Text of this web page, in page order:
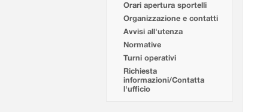
Orari apertura sportelli
Organizzazione e contatti
Avvisi all'utenza
Normative
Turni operativi
Richiesta
informazioni/Contatta
l'ufficio